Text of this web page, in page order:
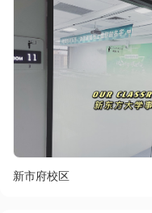
新市府校区